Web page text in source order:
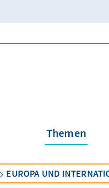
Themen
EUROPA UND